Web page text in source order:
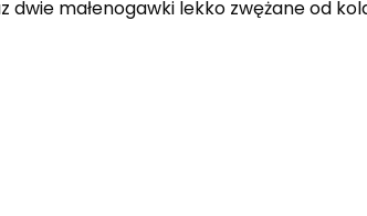
małenogawki lekko zwężane od